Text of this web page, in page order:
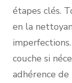
étapes clés.
en la
couche si
adhérence